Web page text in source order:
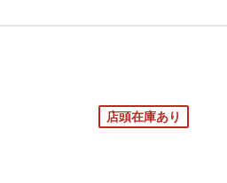
店頭在庫あり